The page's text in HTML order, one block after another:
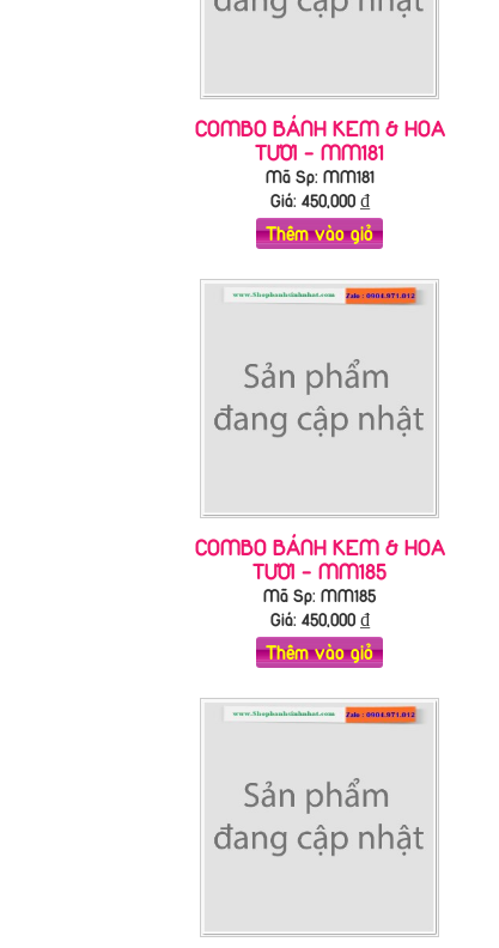
COMBO BÁNH KEM & HOA
TƯƠI - MM181
Mã Sp: MM181
Giá: 450,000₫
Thêm vào giỏ
COMBO BÁNH KEM & HOA
TƯƠI - MM185
Mã Sp: MM185
Giá: 450,000₫
Thêm vào giỏ